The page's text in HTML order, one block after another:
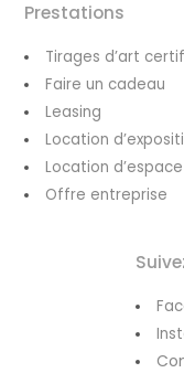
Prestations
Tirages d’art
Faire un cadeau
Leasing
Location
Location d’espace
Offre entreprise